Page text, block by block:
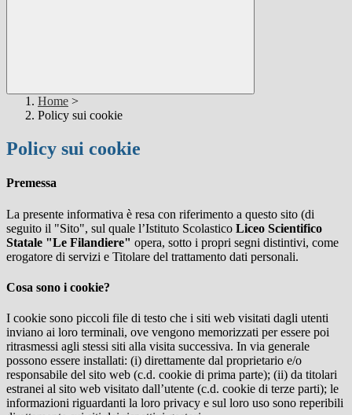
Home >
Policy sui cookie
Policy sui cookie
Premessa
La presente informativa è resa con riferimento a questo sito (di
seguito il "Sito", sul quale l’Istituto Scolastico Liceo Scientifico
Statale "Le Filandiere" opera, sotto i propri segni distintivi, come
erogatore di servizi e Titolare del trattamento dati personali.
Cosa sono i cookie?
I cookie sono piccoli file di testo che i siti web visitati dagli utenti
inviano ai loro terminali, ove vengono memorizzati per essere poi
ritrasmessi agli stessi siti alla visita successiva. In via generale
possono essere installati: (i) direttamente dal proprietario e/o
responsabile del sito web (c.d. cookie di prima parte); (ii) da titolari
estranei al sito web visitato dall’utente (c.d. cookie di terze parti); le
informazioni riguardanti la loro privacy e sul loro uso sono reperibili